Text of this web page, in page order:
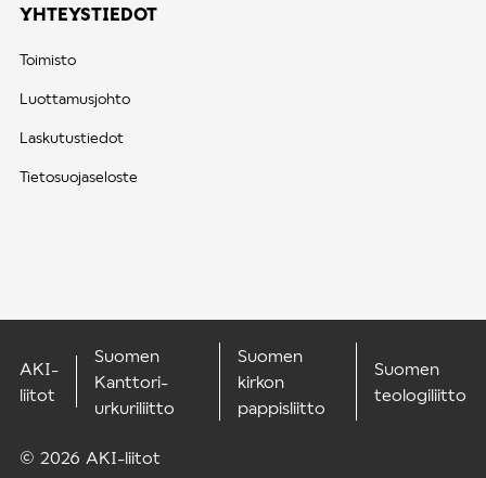
YHTEYSTIEDOT
Toimisto
Luottamusjohto
Laskutustiedot
Tietosuojaseloste
© 2026 AKI-liitot
AKI-
liitot
Suomen
Kanttori-
urkuriliitto
Suomen
kirkon
pappisliitto
Suomen
teologiliitto